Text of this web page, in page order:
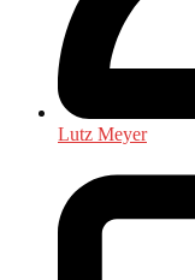
Lutz Meyer